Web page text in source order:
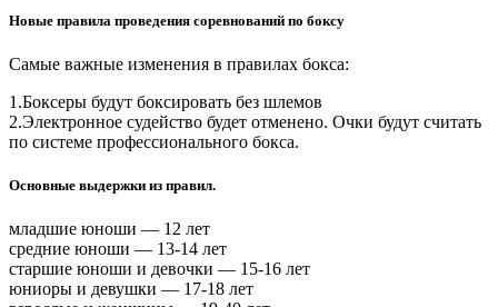
Новые правила проведения соревнований по боксу
Самые важные изменения в правилах бокса:
1.Боксеры будут боксировать без шлемов
2.Электронное судейство будет отменено. Очки будут считать
по системе профессионального бокса.
Основные выдержки из правил.
младшие юноши — 12 лет
средние юноши — 13-14 лет
старшие юноши и девочки — 15-16 лет
юниоры и девушки — 17-18 лет